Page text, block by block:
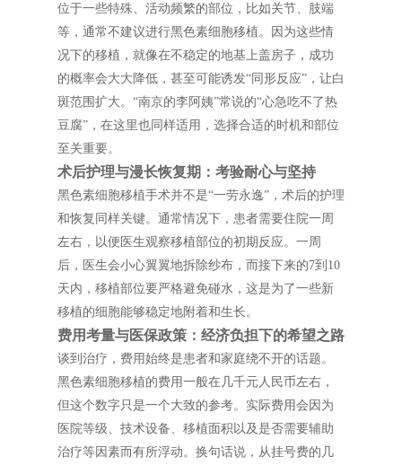
位于一些特殊、活动频繁的部位，比如关节、肢端
等，通常不建议进行黑色素细胞移植。因为这些情
况下的移植，就像在不稳定的地基上盖房子，成功
的概率会大大降低，甚至可能诱发“同形反应”，让白
斑范围扩大。“南京的李阿姨”常说的“心急吃不了热
豆腐”，在这里也同样适用，选择合适的时机和部位
至关重要。
术后护理与漫长恢复期：考验耐心与坚持
黑色素细胞移植手术并不是“一劳永逸”，术后的护理
和恢复同样关键。通常情况下，患者需要住院一周
左右，以便医生观察移植部位的初期反应。一周
后，医生会小心翼翼地拆除纱布，而接下来的7到10
天内，移植部位要严格避免碰水，这是为了一些新
移植的细胞能够稳定地附着和生长。
费用考量与医保政策：经济负担下的希望之路
谈到治疗，费用始终是患者和家庭绕不开的话题。
黑色素细胞移植的费用一般在几千元人民币左右，
但这个数字只是一个大致的参考。实际费用会因为
医院等级、技术设备、移植面积以及是否需要辅助
治疗等因素而有所浮动。换句话说，从挂号费的几